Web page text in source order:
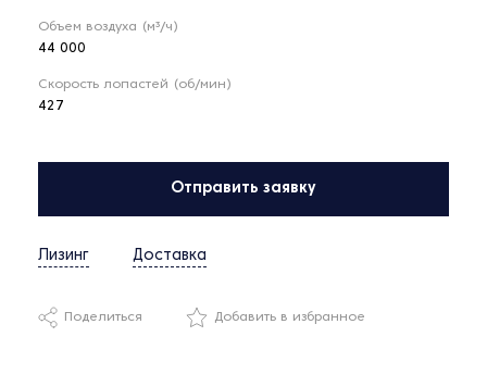
Объем воздуха (м³/ч)
44 000
Скорость лопастей (об/мин)
427
Отправить заявку
Лизинг Доставка
Поделиться Добавить в избранное